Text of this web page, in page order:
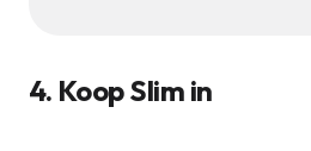
4. Koop Slim in